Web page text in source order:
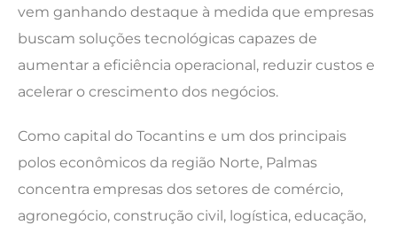
vem ganhando destaque à medida que empresas
buscam soluções tecnológicas capazes de
aumentar a eficiência operacional, reduzir custos e
acelerar o crescimento dos negócios.
Como capital do Tocantins e um dos principais
polos econômicos da região Norte, Palmas
concentra empresas dos setores de comércio,
agronegócio, construção civil, logística, educação,